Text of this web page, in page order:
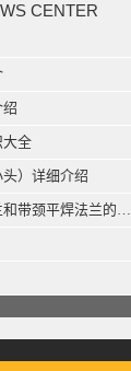
CENTER
大全
）详细介绍
和带颈平焊法兰的…